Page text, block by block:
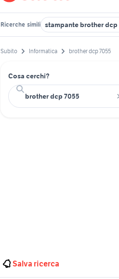
Ricerche simili stampante brother dcp
Subito Informatica brother dcp 7055
Cosa cerchi?
Salva ricerca